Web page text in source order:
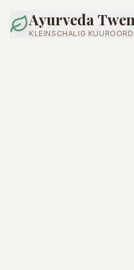
Ayurveda
KLEINSCHALIG KUUROORD